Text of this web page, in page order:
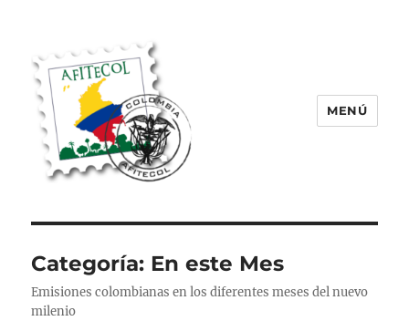
2025
MENÚ
Categoría: En este Mes
Emisiones colombianas en los diferentes meses del nuevo
milenio